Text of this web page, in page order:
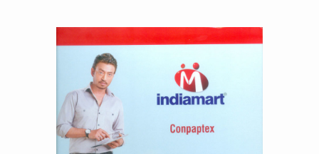
Rouleau en Caoutchouc dur Superbe
Tube en Caoutchouc Gonflable
Point de Contact Rolls
Galet Presseur
Rouleaux D’impression
Impression Rouleaux